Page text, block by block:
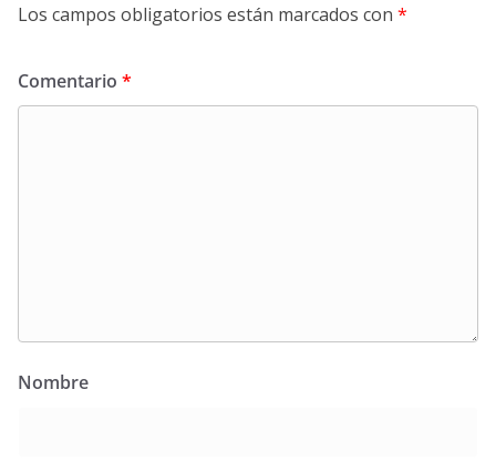
Los campos obligatorios están marcados con *
Comentario *
Nombre